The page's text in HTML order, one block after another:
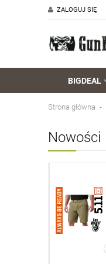
ZALOGUJ SIĘ
BIGDEAL
Strona główna
Nowości